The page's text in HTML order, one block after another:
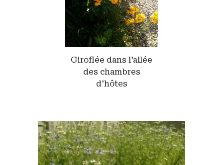
Giroflée dans l'allée
des chambres
d'hôtes